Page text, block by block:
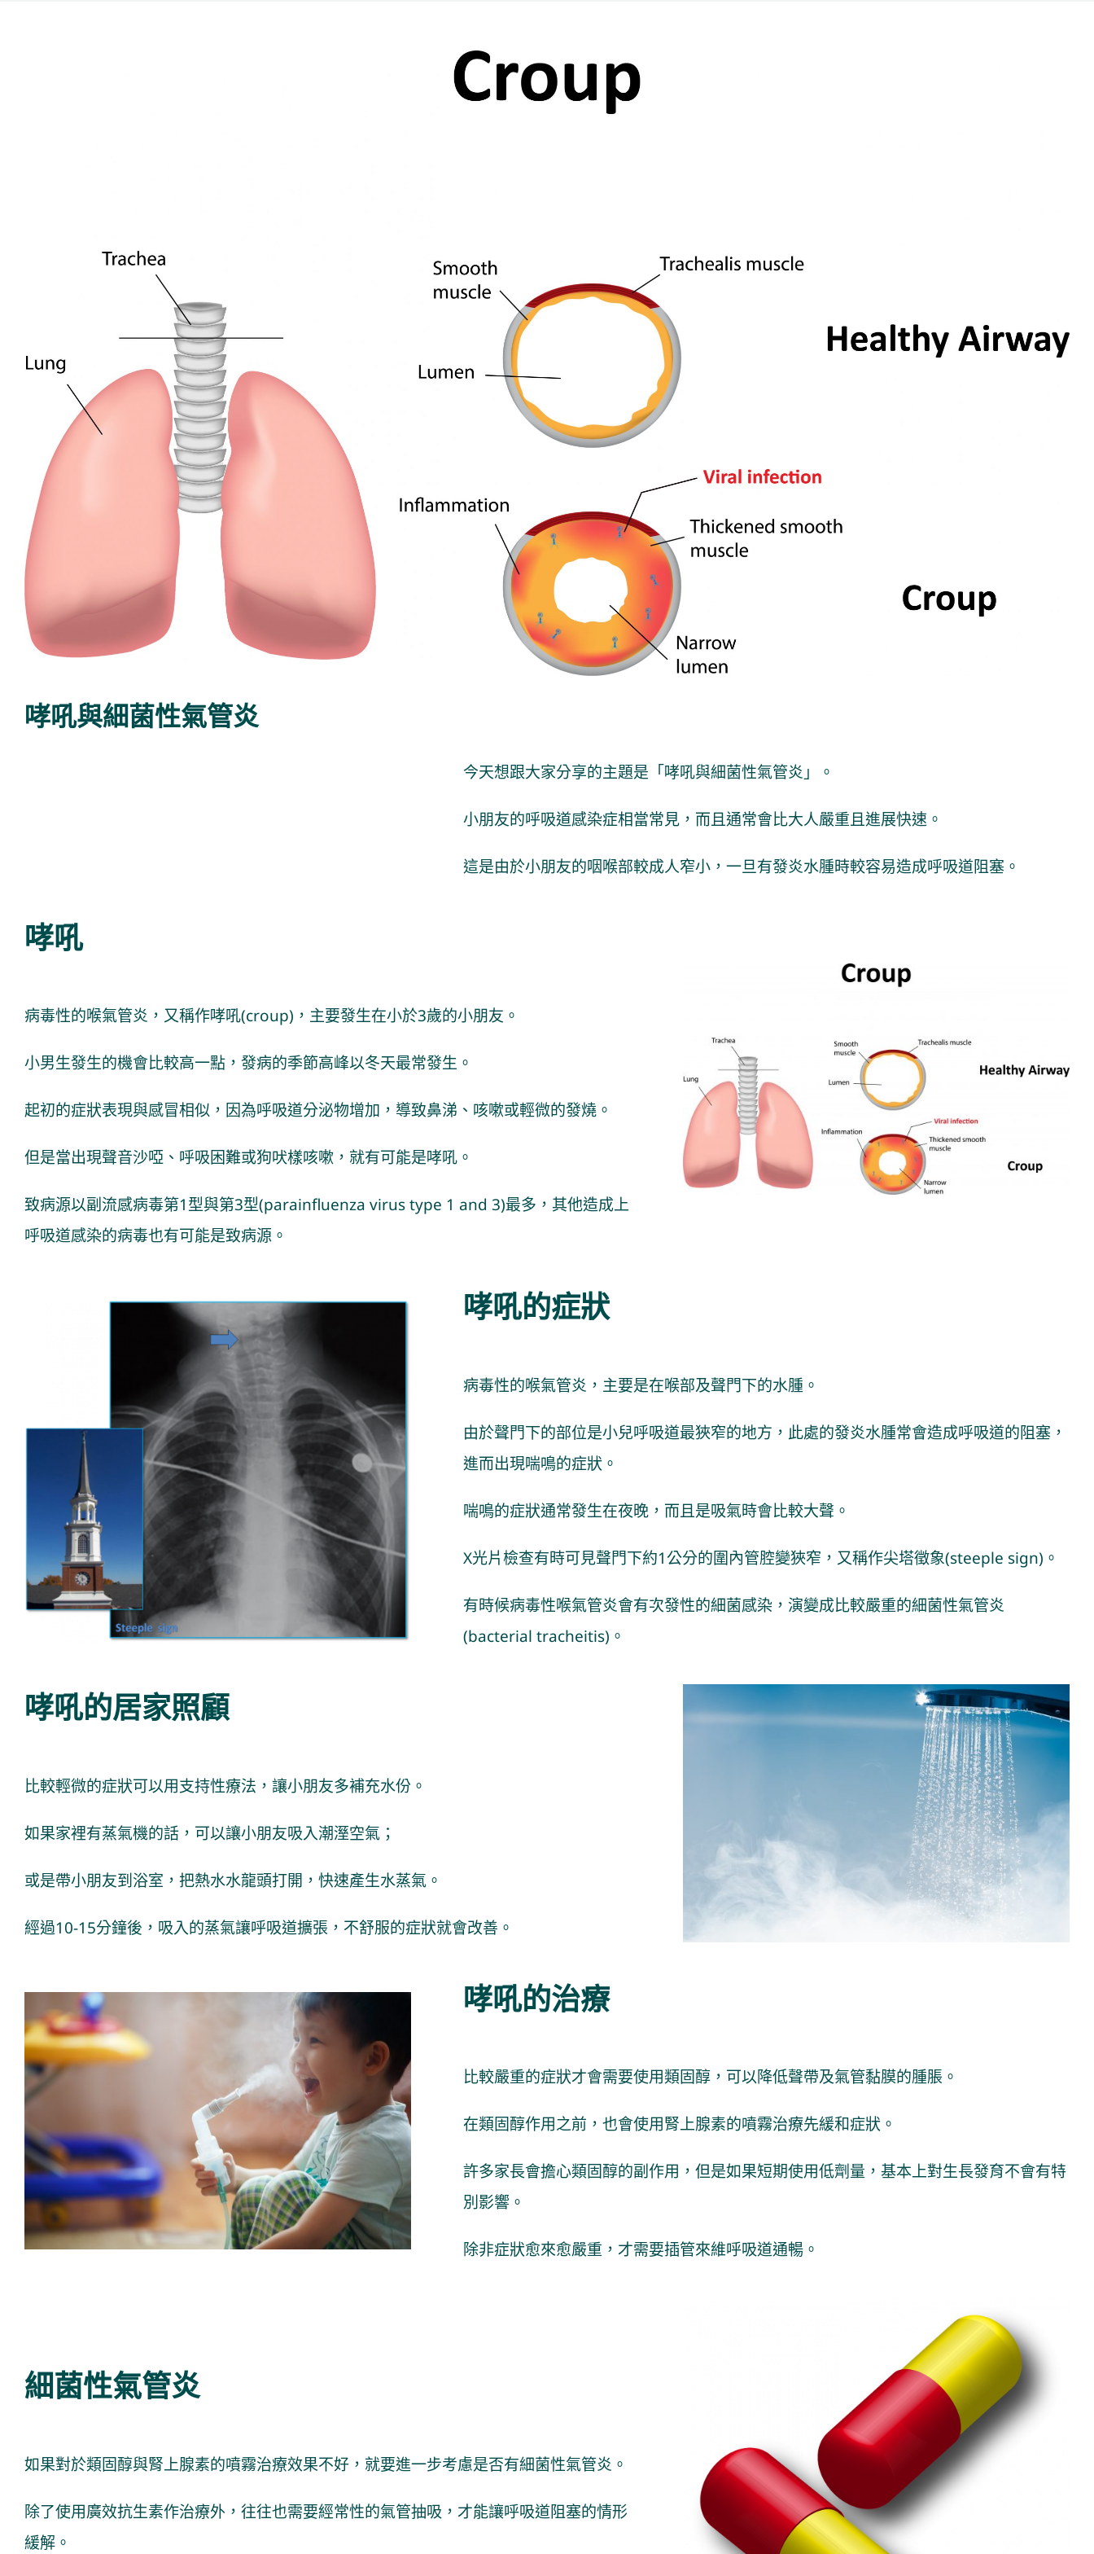
哮吼與細菌性氣管炎
今天想跟大家分享的主題是「哮吼與細菌性氣管炎」 。
小朋友的呼吸道感染症相當常見，而且通常會比大人嚴重且進展快速。
這是由於小朋友的咽喉部較成人窄小，一旦有發炎水腫時較容易造成呼吸道阻塞 。
哮吼
病毒性的喉氣管炎，又稱作哮吼(croup)，主要發生在小於3歲的小朋友。
小男生發生的機會比較高一點，發病的季節高峰以冬天最常發生。
起初的症狀表現與感冒相似，因為呼吸道分泌物增加，導致鼻涕、咳嗽或輕微的發燒。
但是當出現聲音沙啞、呼吸困難或狗吠樣咳嗽，就有可能是哮吼。
致病源以副流感病毒第1型與第3型(parainfluenza virus type 1 and 3)最多，其他造成上
呼吸道感染的病毒也有可能是致病源。
哮吼的症狀
病毒性的喉氣管炎，主要是在喉部及聲門下的水腫。
由於聲門下的部位是小兒呼吸道最狹窄的地方，此處的發炎水腫常會造成呼吸道的阻塞，
進而出現喘鳴的症狀。
喘鳴的症狀通常發生在夜晚，而且是吸氣時會比較大聲。
X光片檢查有時可見聲門下約1公分的圍內管腔變狹窄，又稱作尖塔徵象(steeple sign)。
有時候病毒性喉氣管炎會有次發性的細菌感染，演變成比較嚴重的細菌性氣管炎
(bacterial tracheitis)。
哮吼的居家照顧
比較輕微的症狀可以用支持性療法，讓小朋友多補充水份。
如果家裡有蒸氣機的話，可以讓小朋友吸入潮溼空氣；
或是帶小朋友到浴室，把熱水水龍頭打開，快速產生水蒸氣。
經過10-15分鐘後，吸入的蒸氣讓呼吸道擴張，不舒服的症狀就會改善。
哮吼的治療
比較嚴重的症狀才會需要使用類固醇，可以降低聲帶及氣管黏膜的腫脹。
在類固醇作用之前，也會使用腎上腺素的噴霧治療先緩和症狀。
許多家長會擔心類固醇的副作用，但是如果短期使用低劑量，基本上對生長發育不會有特
別影響。
除非症狀愈來愈嚴重，才需要插管來維呼吸道通暢。
細菌性氣管炎
如果對於類固醇與腎上腺素的噴霧治療效果不好，就要進一步考慮是否有細菌性氣管炎。
除了使用廣效抗生素作治療外，往往也需要經常性的氣管抽吸，才能讓呼吸道阻塞的情形
緩解。